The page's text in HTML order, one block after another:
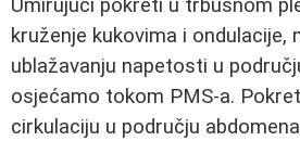
Umirujući pokreti u trbušnom
kruženje kukovima i ondulacije,
ublažavanju napetosti u
osjećamo tokom PMS-a.
cirkulaciju u području